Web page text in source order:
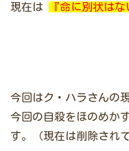
現在は 『命に別状はな
今回はク・ハラさんの
今回の自殺をほのめか
す。（現在は削除され